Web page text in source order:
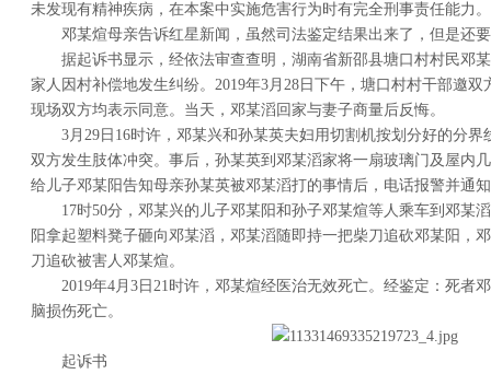
未发现有精神疾病，在本案中实施危害行为时有完全刑事责任能力。
邓某煊母亲告诉红星新闻，虽然司法鉴定结果出来了，但是还
据起诉书显示，经依法审查查明，湖南省新邵县塘口村村民邓
家人因村补偿地发生纠纷。2019年3月28日下午，塘口村村干部邀
现场双方均表示同意。当天，邓某滔回家与妻子商量后反悔。
3月29日16时许，邓某兴和孙某英夫妇用切割机按划分好的分
双方发生肢体冲突。事后，孙某英到邓某滔家将一扇玻璃门及屋内
给儿子邓某阳告知母亲孙某英被邓某滔打的事情后，电话报警并通
17时50分，邓某兴的儿子邓某阳和孙子邓某煊等人乘车到邓某
阳拿起塑料凳子砸向邓某滔，邓某滔随即持一把柴刀追砍邓某阳，
刀追砍被害人邓某煊。
2019年4月3日21时许，邓某煊经医治无效死亡。经鉴定：死者
脑损伤死亡。
起诉书